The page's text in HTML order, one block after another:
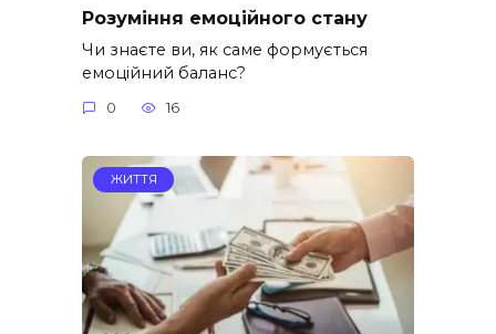
Розуміння емоційного стану
Чи знаєте ви, як саме формується
емоційний баланс?
0 16
ЖИТТЯ